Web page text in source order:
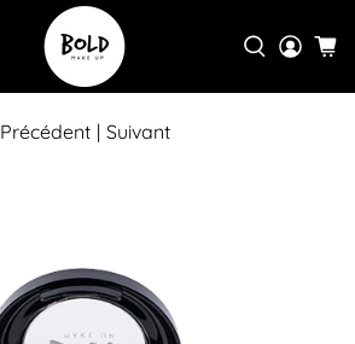
Précédent | Suivant